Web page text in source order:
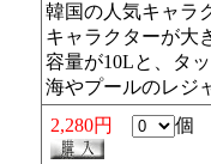
韓国の人気キャラ
キャラクターが大
容量が10Lと、タ
海やプールのレジ
2,280円
個